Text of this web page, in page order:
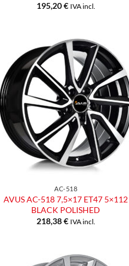
195,20€ IVA incl.
Aggiungi
alla lista
dei
desideri
AC-518
AVUS AC-518 7,5×17 ET47 5×112
BLACK POLISHED
218,38€ IVA incl.